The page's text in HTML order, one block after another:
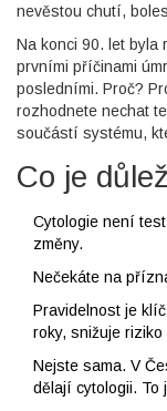
nevěstou chutí,
Na konci 90. let byla
prvními příčinami
posledními. Proč?
rozhodnete nechat
součástí systému,
Co je
Cytologie není
změny.
Nečekáte na
Pravidelnost je
roky, snižuje
Nejste sama. V
dělají cytologii. To